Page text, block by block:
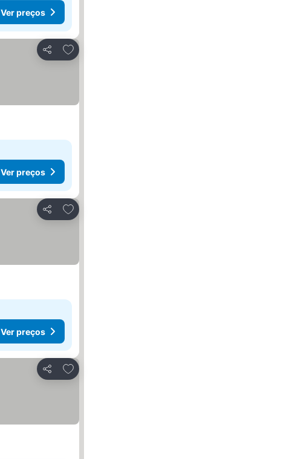
Ver preços
Partilhar
Adicionar aos favoritos
Ver preços
Partilhar
Adicionar aos favoritos
Ver preços
Partilhar
Adicionar aos favoritos